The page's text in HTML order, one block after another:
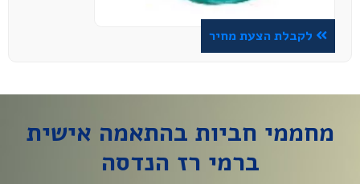
לקבלת הצעת מחיר
מחממי חביות בהתאמה אישית
ברמי רז הנדסה